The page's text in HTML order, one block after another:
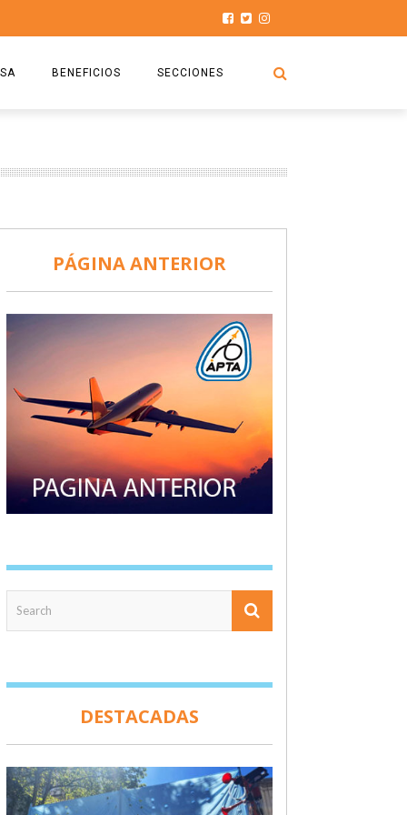
BENEFICIOS
COMISIÓN
DOCUMENTOS
SEGURO DE SEPELIOS
SECCIONES
HISTORIAS DE LUCHA
TURISMO Y RECREACIÓN
PÁGINA ANTERIOR
DESTACADAS